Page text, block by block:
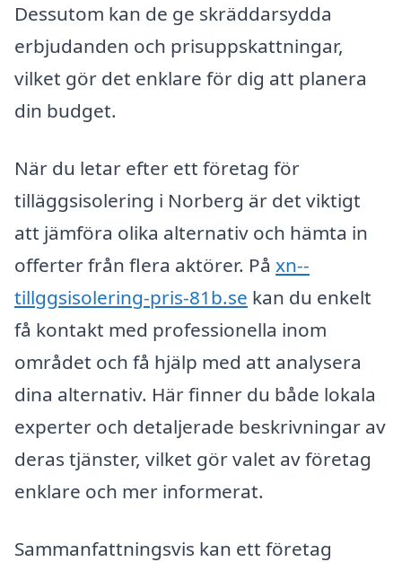
Dessutom kan de ge skräddarsydda
erbjudanden och prisuppskattningar,
vilket gör det enklare för dig att planera
din budget.
När du letar efter ett företag för
tilläggsisolering i Norberg är det viktigt
att jämföra olika alternativ och hämta in
offerter från flera aktörer. På xn--
tillggsisolering-pris-81b.se kan du enkelt
få kontakt med professionella inom
området och få hjälp med att analysera
dina alternativ. Här finner du både lokala
experter och detaljerade beskrivningar av
deras tjänster, vilket gör valet av företag
enklare och mer informerat.
Sammanfattningsvis kan ett företag